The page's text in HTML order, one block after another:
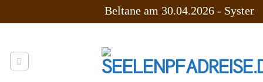
Inhalt
Beltane am 30.04.2026 -